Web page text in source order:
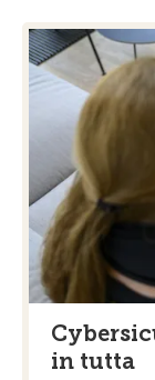
in tutta